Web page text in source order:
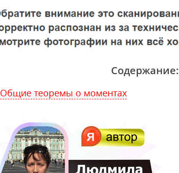
Содержание:
Общие теоремы о моментах